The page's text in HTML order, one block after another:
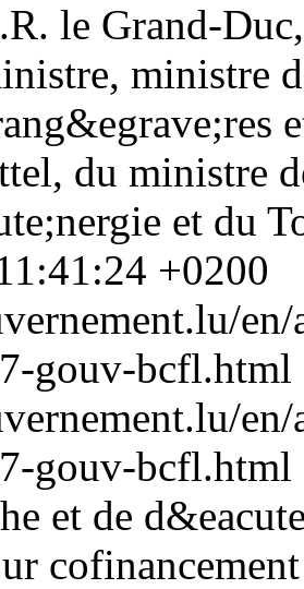
le Grand-
ministre
du ministre
et du
+0200
gouv-bcfl.html
gouv-bcfl.html
et de